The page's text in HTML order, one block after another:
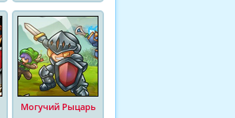
Могучий Рыцарь